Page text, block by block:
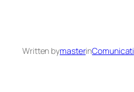
Written bymasterinComunicati